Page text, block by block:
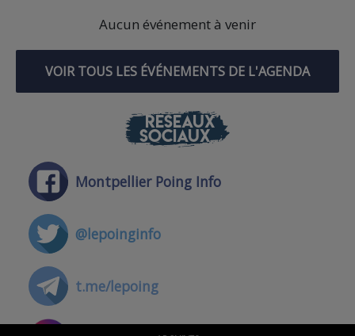
Aucun événement à venir
VOIR TOUS LES ÉVÉNEMENTS DE L'AGENDA
RÉSEAUX
SOCIAUX
Montpellier Poing Info
@lepoinginfo
t.me/lepoing